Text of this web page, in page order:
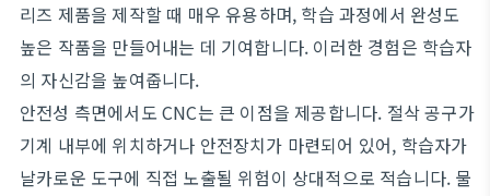
리즈 제품을 제작할 때 매우 유용하며, 학습 과정에서 완성도
높은 작품을 만들어내는 데 기여합니다. 이러한 경험은 학습자
의 자신감을 높여줍니다.
안전성 측면에서도 CNC는 큰 이점을 제공합니다. 절삭 공구가
기계 내부에 위치하거나 안전장치가 마련되어 있어, 학습자가
날카로운 도구에 직접 노출될 위험이 상대적으로 적습니다. 물